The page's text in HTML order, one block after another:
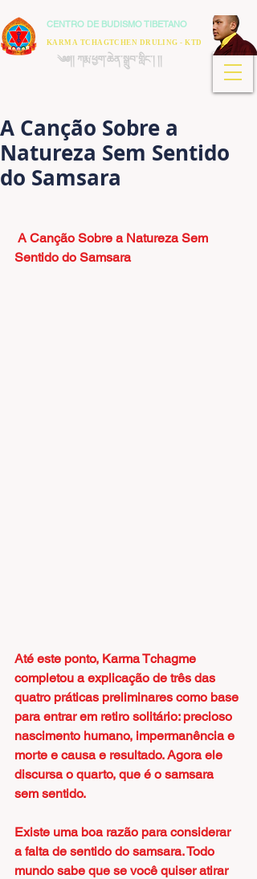
CENTRO DE BUDISMO TIBETANO
༄༅།། ཀརྨ་ཕྱག་ཆེན་སྒྲུབ་གླིང་། །།
KARMA TCHAGTCHEN DRULING - KTD
A Canção Sobre a
Natureza Sem Sentido
do Samsara
Sentido do Samsara
Até este ponto, Karma Tchagme
completou a explicação de três das
quatro práticas preliminares como base
para entrar em retiro solitário: precioso
nascimento humano, impermanência e
morte e causa e resultado. Agora ele
discursa o quarto, que é o samsara
sem sentido.
Existe uma boa razão para considerar
a falta de sentido do samsara. Todo
mundo sabe que se você quiser atirar